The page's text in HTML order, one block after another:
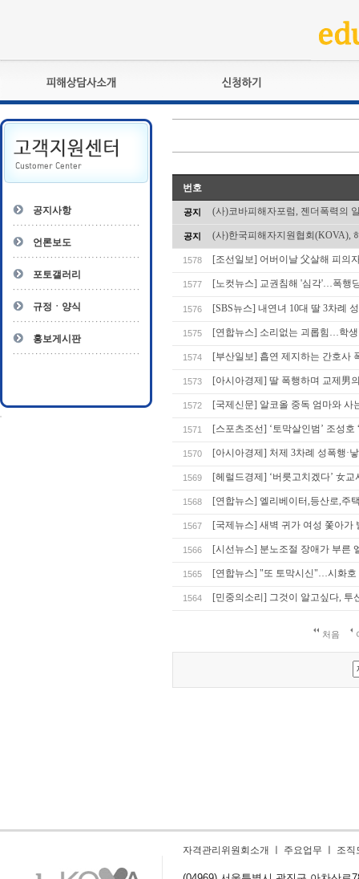
피해상담사란?
자격관리규정
상담사 자격증 확인
- 피해상담사 1급
- 전문수련감독자
- 전문수련기관
교육훈련
자격심사
자격복원
공지사항
언론보도
포토갤러리
규정ㆍ양식
홍보게시판
번호
공지 (사)코바피해자포럼, 젠더폭력의
공지 (사)한국피해자지원협회(KOVA),
1578 [조선일보] 어버이날 父살해 피의
1577 [노컷뉴스] 교권침해 '심각'…폭행
1576 [SBS뉴스] 내연녀 10대 딸 3차례
1575 [연합뉴스] 소리없는 괴롭힘…학
1574 [부산일보] 흡연 제지하는 간호사
1573 [아시아경제] 딸 폭행하며 교제男
1572 [국제신문] 알코올 중독 엄마와
1571 [스포츠조선] ‘토막살인범’ 조성
1570 [아시아경제] 처제 3차례 성폭행·
1569 [헤럴드경제] ‘버릇고치겠다’ 女
1568 [연합뉴스] 엘리베이터,등산로,
1567 [국제뉴스] 새벽 귀가 여성 쫓아가
1566 [시선뉴스] 분노조절 장애가 부른
1565 [연합뉴스] "또 토막시신"…시화
1564 [민중의소리] 그것이 알고싶다,
처음
자격관리위원회소개 주요업무 조직